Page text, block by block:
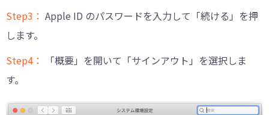
Step3： Apple ID のパスワードを入力して「続ける」を押
します。
Step4：
「概要」を開いて「サインアウト」を選択しま
す。